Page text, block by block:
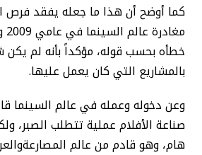
كما أوضح أن هذا ما جعله يفقد فرص
خطأه بحسب قوله، مؤكداً بأنه لم يكن
بالمشاريع التي كان يعمل عليها.
وعن دخوله وعمله في عالم السينما
صناعة الأفلام عملية تتطلب الصبر،
هام، وهو قادم من عالم